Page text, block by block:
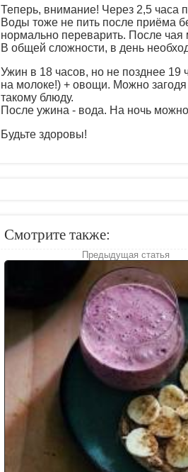
Теперь, внимание! Через 2,5 часа
Воды тоже не пить после приёма
нормально переварить. После чая
В общей сложности, в день
Ужин в 18 часов, но не позднее
на молоке!) + овощи. Можно загодя
такому блюду.
После ужина - вода. На ночь
Будьте здоровы!
Смотрите также:
Предыдущая статья